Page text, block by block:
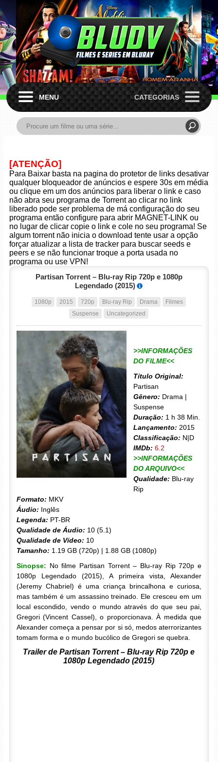
MENU CATEGORIAS
[ATENÇÃO]
Para Baixar basta na pagina do protetor de links desativar
qualquer bloqueador de anúncios e espere 30s em média
ou clique em um dos anúncios para liberar o link e caso
não abra seu programa de Torrent ao clicar no link
liberado pode ser problema de má configuração do seu
programa então configure para abrir MAGNET-LINK ou
no lugar de clicar copie o link e cole no seu programa! Se
algum torrent não inicia o download tente usar a opção
forçar atualizar a lista de tracker para buscar seeds e
peers e se não funcionar troque a porta usada no
programa ou use VPN!
Partisan Torrent – Blu-ray Rip 720p e 1080p
Legendado (2015)
1080p 2015 720p Blu-ray Rip Drama
Filmes
Suspense
Uncategorized
>>INFORMAÇÕES
DO FILME<<
Título Original:
Partisan
Gênero: Drama |
Suspense
Duração: 1 h 38 Min.
Lançamento: 2015
Classificação: N|D
IMDb: 6.2
>>INFORMAÇÕES
DO ARQUIVO<<
Qualidade: Blu-ray
Rip
Formato: MKV
Áudio: Inglês
Legenda: PT-BR
Qualidade de Áudio: 10 (5.1)
Qualidade de Vídeo: 10
Tamanho: 1.19 GB (720p) | 1.88 GB (1080p)
Sinopse: No filme Partisan Torrent – Blu-ray Rip 720p e
1080p Legendado (2015), A primeira vista, Alexander
(Jeremy Chabriel) é uma criança brincalhona e curiosa,
mas também é um assassino treinado. Ele cresceu em um
local escondido, vendo o mundo através do que seu pai,
Gregori (Vincent Cassel), o proporcionava. À medida que
Alexander começa a pensar por si só, medos aterrorizantes
tomam forma e o mundo bucólico de Gregori se quebra.
Trailer de Partisan Torrent – Blu-ray Rip 720p e
1080p Legendado (2015)